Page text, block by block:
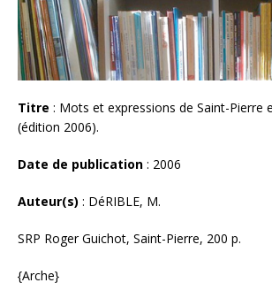
Titre : Mots et expressions de Saint-Pierre
(édition 2006).
Date de publication : 2006
Auteur(s) : DéRIBLE, M.
SRP Roger Guichot, Saint-Pierre, 200 p.
{Arche}